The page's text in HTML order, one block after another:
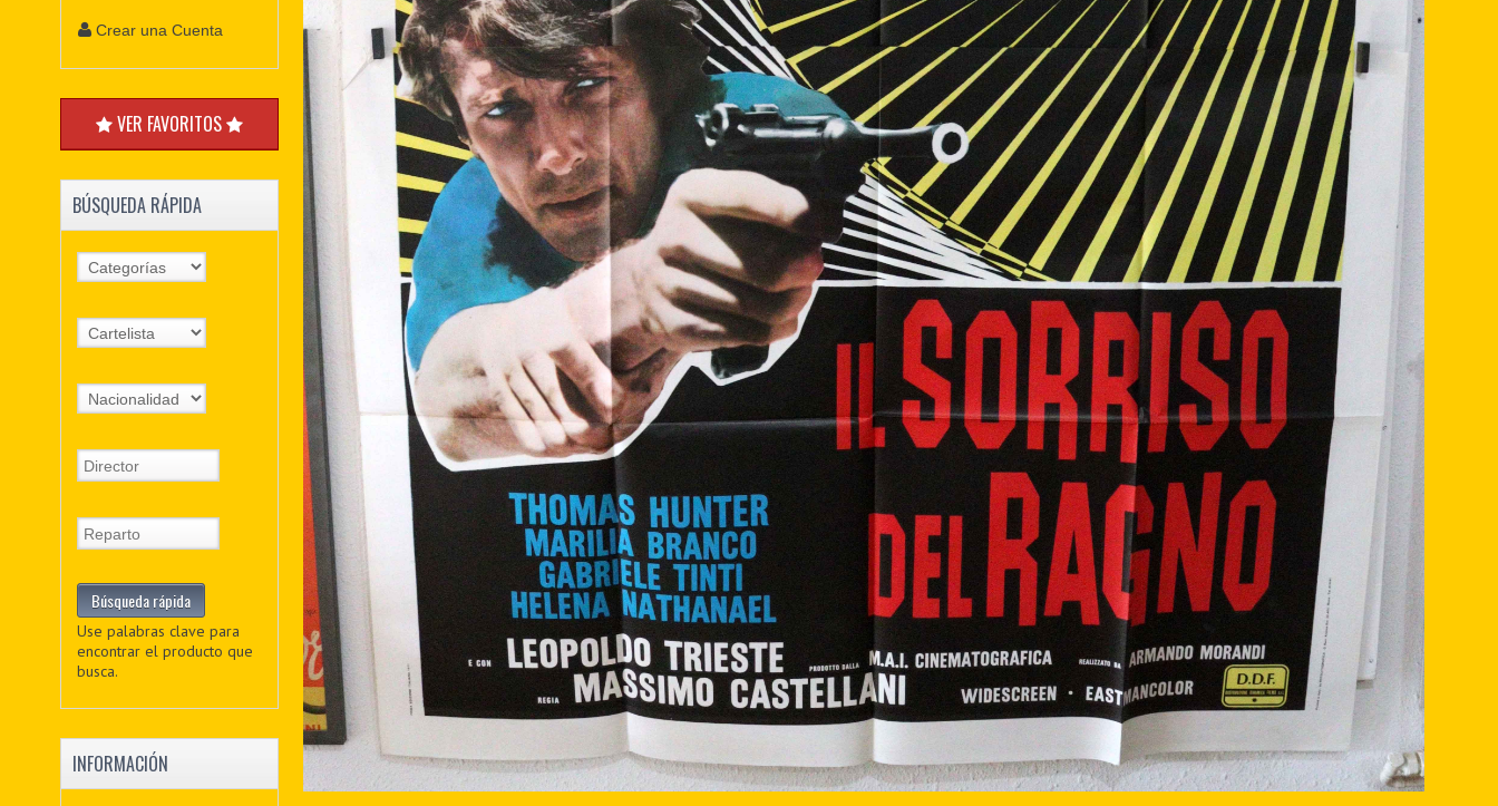
Crear una Cuenta
VER FAVORITOS
BÚSQUEDA RÁPIDA
Use palabras clave para
encontrar el producto que
busca.
INFORMACIÓN